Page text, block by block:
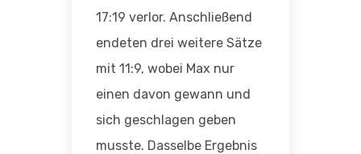
17:19 verlor. Anschließend
endeten drei weitere Sätze
mit 11:9, wobei Max nur
einen davon gewann und
sich geschlagen geben
musste. Dasselbe Ergebnis